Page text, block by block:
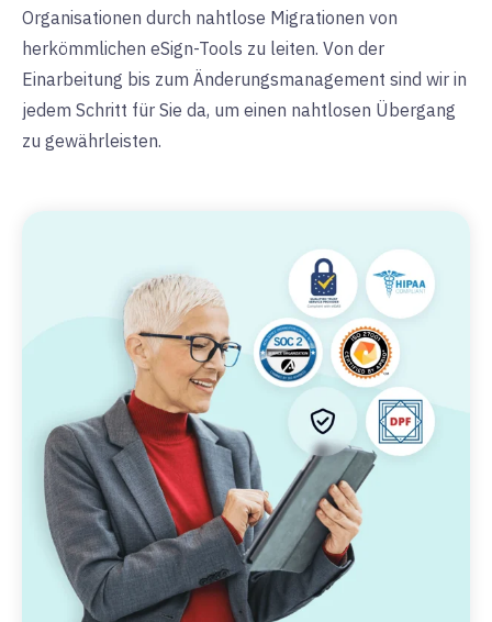
Organisationen durch nahtlose Migrationen von
herkömmlichen eSign-Tools zu leiten. Von der
Einarbeitung bis zum Änderungsmanagement sind wir in
jedem Schritt für Sie da, um einen nahtlosen Übergang
zu gewährleisten.